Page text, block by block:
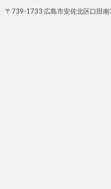
〒739-1733 広島市安佐北区口田